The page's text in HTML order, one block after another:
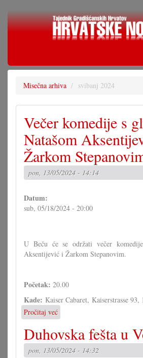
Skoči
Misečna arhiva svibanj 2024
Večer komedije s
Natašom
Žarkom
pon, 13/05/2024 - 14:14
Datum:
sub, 05/18/2024 - 20:00
U Beču će se održati večer
Aksentijević i Žarkom Stepanovim.
Početak: 20.00
Kade: Kaiser Cabaret, Kaiserstrasse 93,
Pročitaj već
Večer
komedije
s
glumci
Duhovska fešta u
pon, 13/05/2024 - 14:32